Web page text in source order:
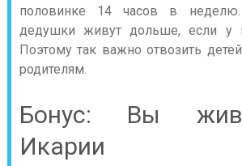
половинке 14 часов в
дедушки живут дольше, если у
Поэтому так важно отвозить
родителям.
Бонус: Вы
Икарии